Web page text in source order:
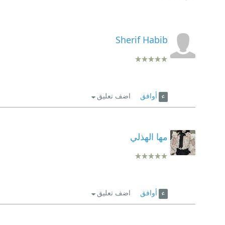
Sherif Habib
أوافق اضف تعليق
مها الهذلي
أوافق اضف تعليق